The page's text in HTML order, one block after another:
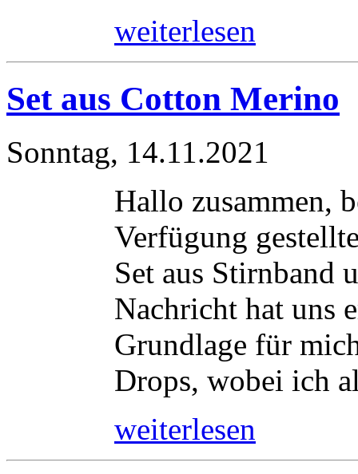
weiterlesen
Set aus Cotton Merino
Sonntag, 14.11.2021
Hallo zusammen,
Verfügung
Set aus Stirnband
Nachricht hat uns
Grundlage für
Drops, wobei ich
weiterlesen